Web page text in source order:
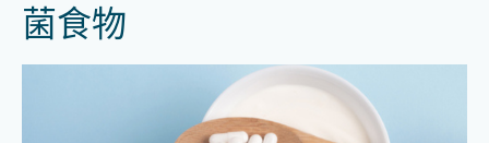
菌食物